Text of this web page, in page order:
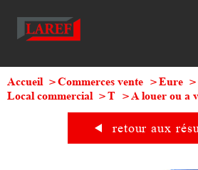
Accueil Commerces vente Eure
Local commercial
T A louer ou a
retour aux